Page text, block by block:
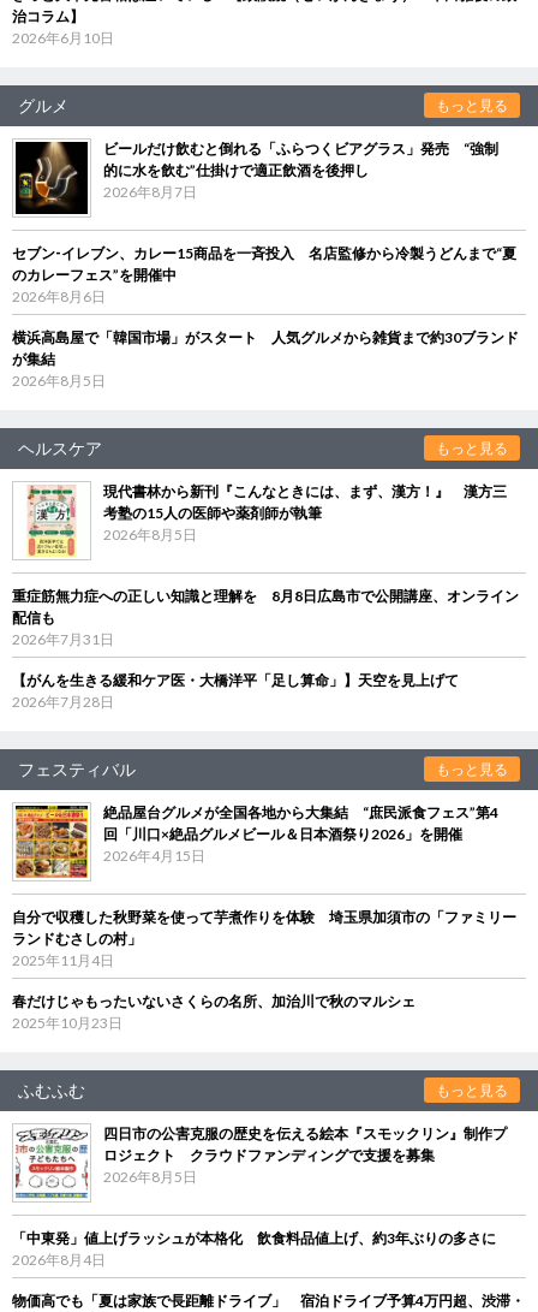
治コラム】
2026年6月10日
グルメ もっと見る
ビールだけ飲むと倒れる「ふらつくビアグラス」発売 “強制
的に水を飲む”仕掛けで適正飲酒を後押し
2026年8月7日
セブン‐イレブン、カレー15商品を一斉投入 名店監修から冷製うどんまで“夏
のカレーフェス”を開催中
2026年8月6日
横浜高島屋で「韓国市場」がスタート 人気グルメから雑貨まで約30ブランド
が集結
2026年8月5日
ヘルスケア もっと見る
現代書林から新刊『こんなときには、まず、漢方！』 漢方三
考塾の15人の医師や薬剤師が執筆
2026年8月5日
重症筋無力症への正しい知識と理解を 8月8日広島市で公開講座、オンライン
配信も
2026年7月31日
【がんを生きる緩和ケア医・大橋洋平「足し算命」】天空を見上げて
2026年7月28日
フェスティバル もっと見る
絶品屋台グルメが全国各地から大集結 “庶民派食フェス”第4
回「川口×絶品グルメビール＆日本酒祭り2026」を開催
2026年4月15日
自分で収穫した秋野菜を使って芋煮作りを体験 埼玉県加須市の「ファミリー
ランドむさしの村」
2025年11月4日
春だけじゃもったいないさくらの名所、加治川で秋のマルシェ
2025年10月23日
ふむふむ もっと見る
四日市の公害克服の歴史を伝える絵本『スモックリン』制作プ
ロジェクト クラウドファンディングで支援を募集
2026年8月5日
「中東発」値上げラッシュが本格化 飲食料品値上げ、約3年ぶりの多さに
2026年8月4日
物価高でも「夏は家族で長距離ドライブ」 宿泊ドライブ予算4万円超、渋滞・